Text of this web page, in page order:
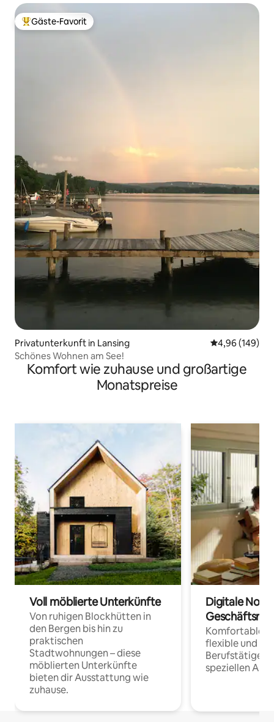
Beliebter Gäste-Favorit.
Gäste-Favorit
Privatunterkunft in Lansing
4,96 (149)
Schönes Wohnen am See!
Komfort wie zuhause und großartige
Monatspreise
Voll möblierte Unterkünfte
Von ruhigen Blockhütten in
den Bergen bis hin zu
praktischen
Stadtwohnungen – diese
möblierten Unterkünfte
bieten dir Ausstattung wie
zuhause.
Digitale
Komfortable
flexible und
Berufstätige
speziellen